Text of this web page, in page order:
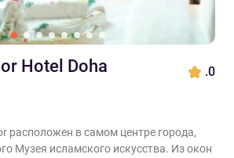
Hotel Doha .0
расположен в самом центре города,
Музея исламского искусства. Из окон